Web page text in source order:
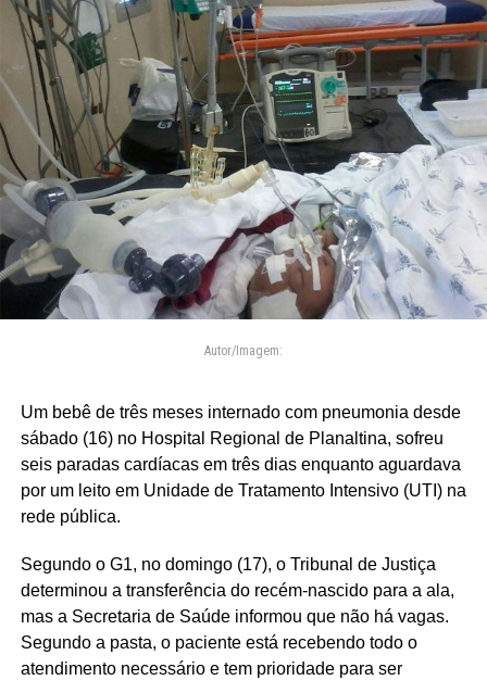
Autor/Imagem:
Um bebê de três meses internado com pneumonia desde
sábado (16) no Hospital Regional de Planaltina, sofreu
seis paradas cardíacas em três dias enquanto aguardava
por um leito em Unidade de Tratamento Intensivo (UTI) na
rede pública.
Segundo o G1, no domingo (17), o Tribunal de Justiça
determinou a transferência do recém-nascido para a ala,
mas a Secretaria de Saúde informou que não há vagas.
Segundo a pasta, o paciente está recebendo todo o
atendimento necessário e tem prioridade para ser